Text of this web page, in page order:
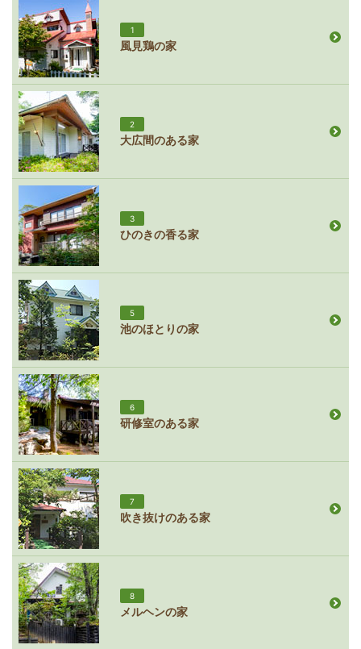
1
風見鶏の家
2
大広間のある家
3
ひのきの香る家
5
池のほとりの家
6
研修室のある家
7
吹き抜けのある家
8
メルヘンの家